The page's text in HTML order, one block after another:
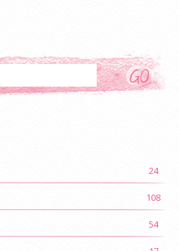
24
108
54